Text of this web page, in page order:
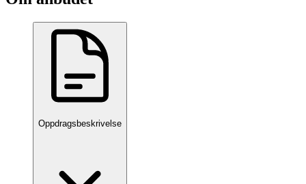
Oppdragsbeskrivelse